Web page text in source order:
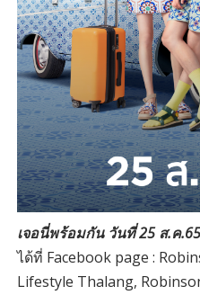
เจอนี่พร้อมกัน วันที่ 25 ส.ค
ได้ที่ Facebook page :
Lifestyle Thalang,